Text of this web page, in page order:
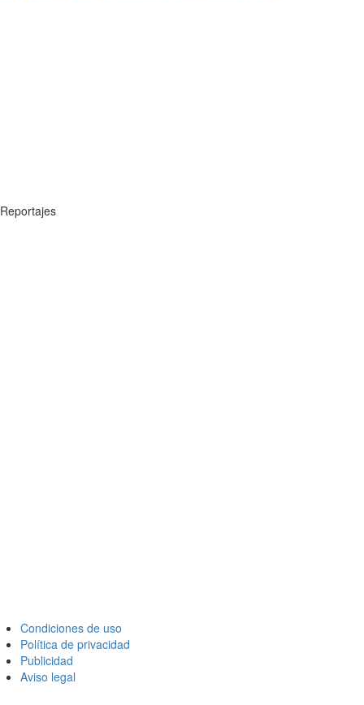
Reportajes
Condiciones de uso
Política de privacidad
Publicidad
Aviso legal